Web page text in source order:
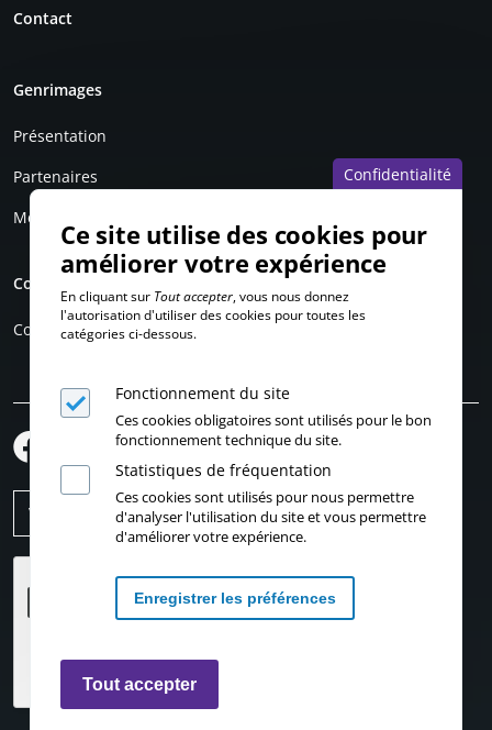
Contact
Genrimages
Présentation
Partenaires
Mentions légales
Compte personnel
Connexion
Confidentialité
Ce site utilise des cookies pour
améliorer votre expérience
En cliquant sur Tout accepter, vous nous donnez
l'autorisation d'utiliser des cookies pour toutes les
catégories ci-dessous.
Fonctionnement du site
Ces cookies obligatoires sont utilisés pour le bon
fonctionnement technique du site.
Statistiques de fréquentation
Ces cookies sont utilisés pour nous permettre
d'analyser l'utilisation du site et vous permettre
d'améliorer votre expérience.
Enregistrer les préférences
Tout accepter